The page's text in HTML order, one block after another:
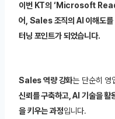
이번 KT의 ‘Microsoft
어, Sales 조직의 AI 이해도를
터닝 포인트가 되었습니다.
Sales 역량 강화는 단순히 영
신뢰를 구축하고, AI 기술을 활
을 키우는 과정입니다.